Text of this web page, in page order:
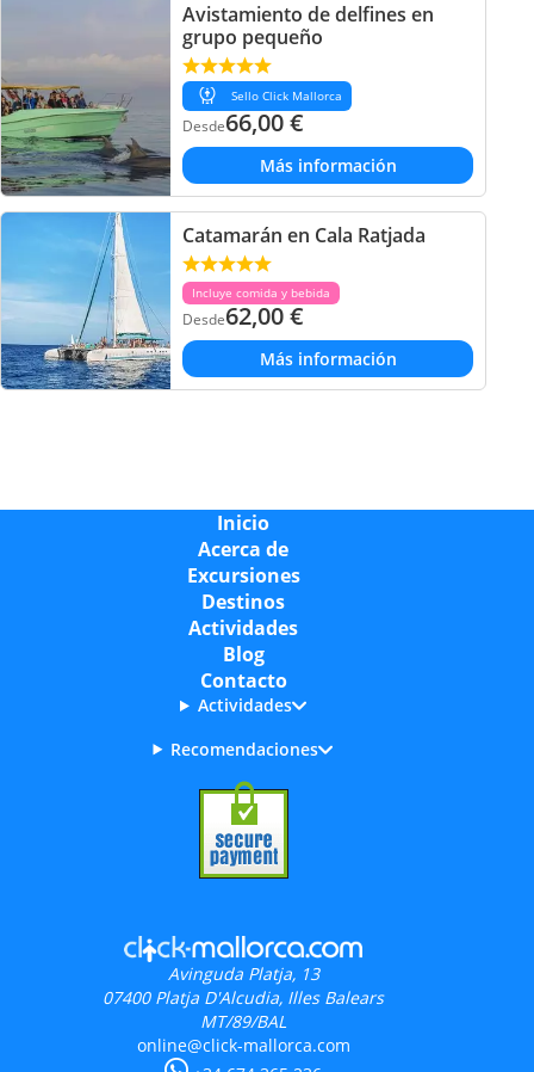
Avistamiento de delfines en
grupo pequeño
Sello Click Mallorca
Desde66,00€
Más información
Catamarán en Cala Ratjada
Incluye comida y bebida
Desde62,00€
Más información
Inicio
Acerca de
Excursiones
Destinos
Actividades
Blog
Contacto
Actividades
Recomendaciones
Avinguda Platja, 13
07400 Platja D'Alcudia, Illes Balears
MT/89/BAL
online@click-mallorca.com